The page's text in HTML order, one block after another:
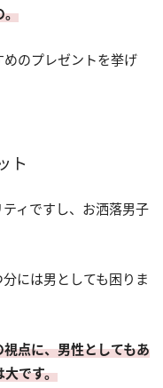
。
のプレゼントを挙げ
ト
ィですし、お洒落男子
には男としても困りま
点に、男性としてもあ
大です。